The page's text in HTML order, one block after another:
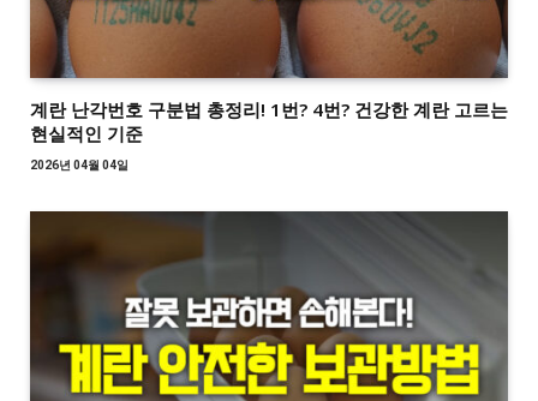
계란 난각번호 구분법 총정리! 1번? 4번? 건강한 계란 고르는
현실적인 기준
2026년 04월 04일